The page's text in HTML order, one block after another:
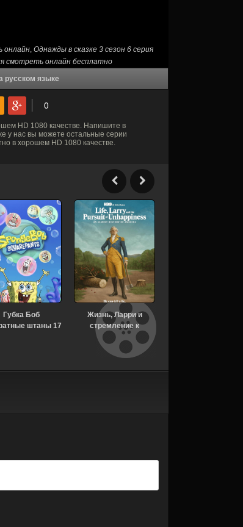
онлайн, Однажды в сказке 3 сезон 6 серия
смотреть онлайн бесплатно
русском языке
HD 1080 качестве. Напишите в
у нас вы можете остальные серии
в хорошем HD 1080 качестве.
Губка Боб
штаны 17
Жизнь, Ларри и
стремление к
несчастью: Почти
история Америки 1
сезон 7 серия
[Смотреть Онлайн]